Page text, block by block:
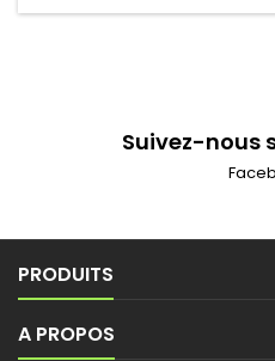
Suivez-nous
PRODUITS
A PROPOS